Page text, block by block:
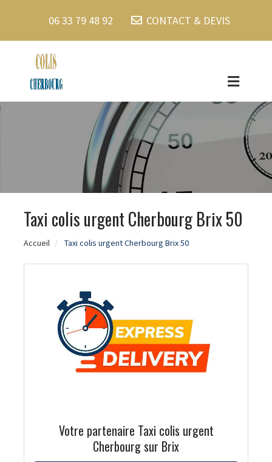
06 33 79 48 92 CONTACT & DEVIS
Taxi colis urgent Cherbourg Brix 50
Accueil Taxi colis urgent Cherbourg Brix 50
Votre partenaire Taxi colis urgent
Cherbourg sur Brix